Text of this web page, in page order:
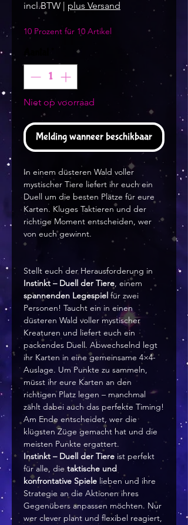
incl.BTW | plus Versand
10 Prozent für 10 Artikel
Aantal
Niet op voorraad
Melding wanneer beschikbaar
In einem düsteren Wald voller
mystischer Tiere liefert ihr euch ein
Duell um die besten Plätze für eure
Karten. Kluges Taktieren und der
richtige Moment entscheiden, wer
von euch gewinnt.
Stellt euch der Herausforderung in
Instinkt – Duell der Tiere, einem
spannenden Legespiel für zwei
Personen! Taucht ein in einen
düsteren Wald voller mystischer
Kreaturen und liefert euch ein
packendes Duell. Abwechselnd legt
ihr Karten in eine gemeinsame 4×4-
Auslage. Um Punkte zu sammeln,
müsst ihr eure Karten an den
richtigen Platz legen – manchmal
zählt dabei auch das perfekte Timing!
Am Ende entscheidet, wer die
klügsten Züge gemacht hat und die
meisten Punkte ergattert.
Instinkt – Duell der Tiere ist perfekt
für alle, dietaktische und
konfrontative Spiele lieben und ihre
Strategie an die Aktionen ihres
Gegenübers anpassen möchten. Nur
wer clever plant und flexibel reagiert,